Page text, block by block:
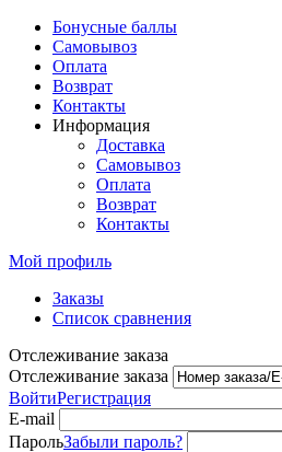
Бонусные баллы
Самовывоз
Оплата
Возврат
Контакты
Информация
Доставка
Самовывоз
Оплата
Возврат
Контакты
Мой профиль
Заказы
Список сравнения
Отслеживание заказа
Отслеживание заказа
ВойтиРегистрация
E-mail
ПарольЗабыли пароль?